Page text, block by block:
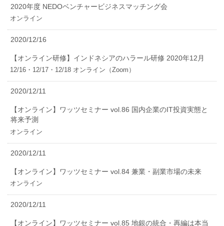
2020年度 NEDOベンチャービジネスマッチング会
オンライン
2020/12/16
【オンライン研修】インドネシアのハラール研修 2020年12月
12/16・12/17・12/18 オンライン（Zoom）
2020/12/11
【オンライン】ワッツセミナー vol.86 国内企業のIT投資実態と
将来予測
オンライン
2020/12/11
【オンライン】ワッツセミナー vol.84 兼業・副業市場の未来
オンライン
2020/12/11
【オンライン】ワッツセミナー vol.85 地銀の統合・再編は本当